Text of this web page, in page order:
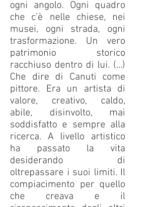
ogni angolo. Ogni quadro
che c’è nelle chiese, nei
musei, ogni strada, ogni
trasformazione. Un vero
patrimonio storico
racchiuso dentro di lui. (...)
Che dire di Canuti come
pittore. Era un artista di
valore, creativo, caldo,
abile, disinvolto, mai
soddisfatto e sempre alla
ricerca. A livello artistico
ha passato la vita
desiderando di
oltrepassare i suoi limiti. Il
compiacimento per quello
che creava e il